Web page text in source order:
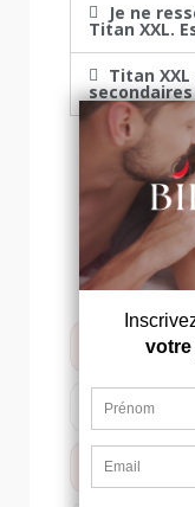
Je ne
Titan XXL.
Titan
secondaires
COMPARATIF
Effet rapide
Optimise la
Améliore